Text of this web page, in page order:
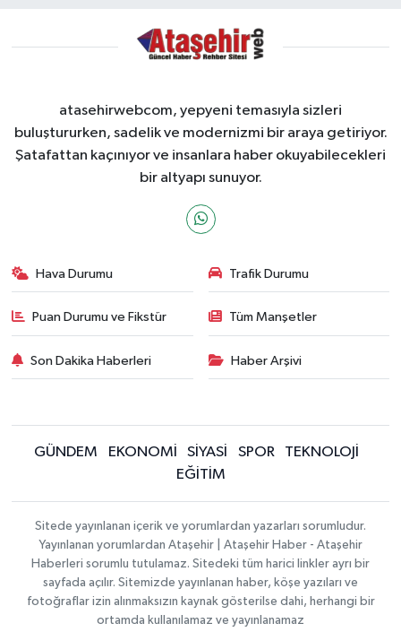
atasehirwebcom, yepyeni temasıyla sizleri
buluştururken, sadelik ve modernizmi bir araya getiriyor.
Şatafattan kaçınıyor ve insanlara haber okuyabilecekleri
bir altyapı sunuyor.
Hava Durumu Trafik Durumu
Puan Durumu ve Fikstür Tüm Manşetler
Son Dakika Haberleri Haber Arşivi
GÜNDEM EKONOMİ SİYASİ SPOR
TEKNOLOJİ
EĞİTİM
Sitede yayınlanan içerik ve yorumlardan yazarları sorumludur.
Yayınlanan yorumlardan Ataşehir | Ataşehir Haber - Ataşehir
Haberleri sorumlu tutulamaz. Sitedeki tüm harici linkler ayrı bir
sayfada açılır. Sitemizde yayınlanan haber, köşe yazıları ve
fotoğraflar izin alınmaksızın kaynak gösterilse dahi, herhangi bir
ortamda kullanılamaz ve yayınlanamaz